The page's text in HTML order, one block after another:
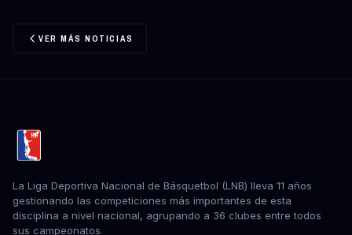
VER MÁS NOTICIAS
La Liga Deportiva Nacional de Básquetbol (LNB) lleva 11 años
gestionando las competiciones más importantes de esta
disciplina a nivel nacional, agrupando a 36 clubes entre todos
sus campeonatos.